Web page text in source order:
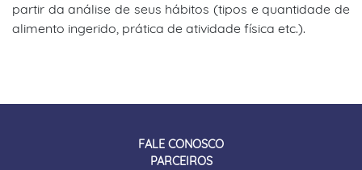
partir da análise de seus hábitos (tipos e quantidade de
alimento ingerido, prática de atividade física etc.).
FALE CONOSCO
PARCEIROS